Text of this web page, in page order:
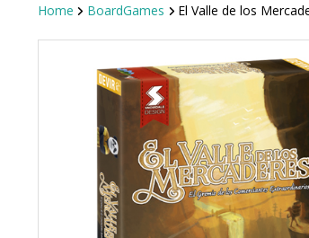
Home BoardGames El Valle de los